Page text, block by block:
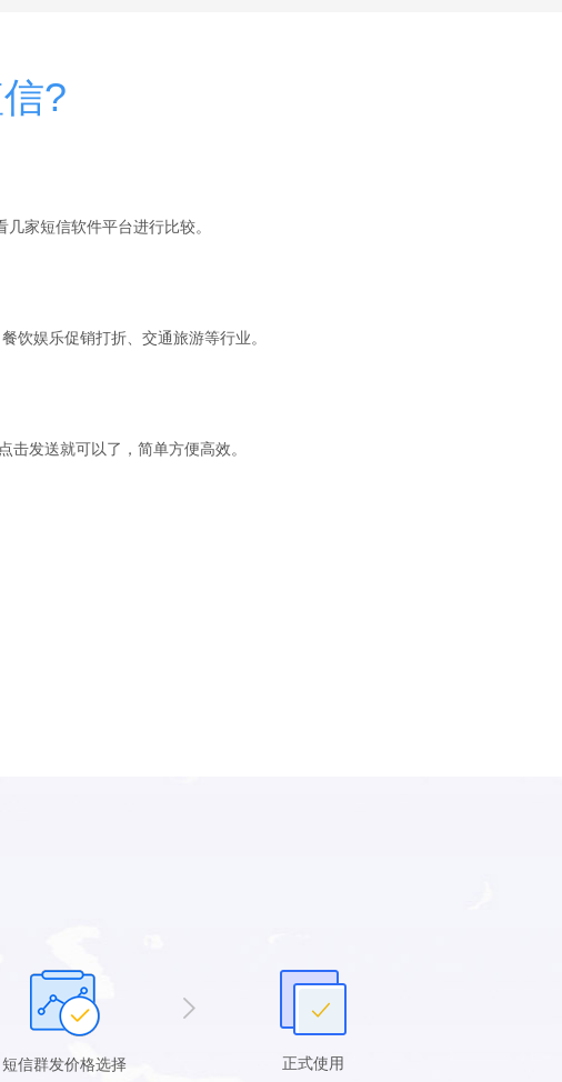
?
家短信软件平台进行比较。
饮娱乐促销打折、交通旅游等行业。
发送就可以了，简单方便高效。
短信群发价格选择 正式使用